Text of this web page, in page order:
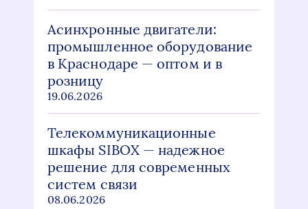
Асинхронные двигатели:
промышленное оборудование
в Краснодаре — оптом и в
розницу
19.06.2026
Телекоммуникационные
шкафы SIBOX — надежное
решение для современных
систем связи
08.06.2026